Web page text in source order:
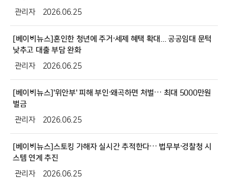
관리자 2026.06.25
[베이비뉴스]혼인한 청년에 주거·세제 혜택 확대... 공공임대 문턱
낮추고 대출 부담 완화
관리자 2026.06.25
[베이비뉴스]'위안부' 피해 부인·왜곡하면 처벌… 최대 5000만원
벌금
관리자 2026.06.25
[베이비뉴스]스토킹 가해자 실시간 추적한다… 법무부·경찰청 시
스템 연계 추진
관리자 2026.06.25